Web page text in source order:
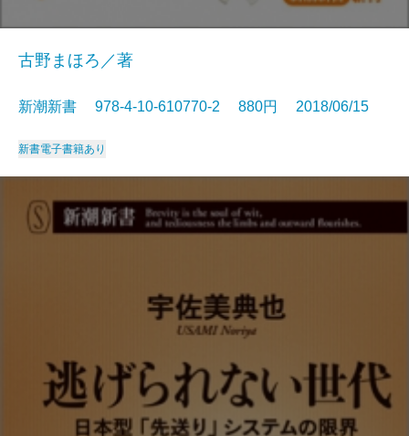
古野まほろ／著
新潮新書 978-4-10-610770-2 880円 2018/06/15
新書電子書籍あり